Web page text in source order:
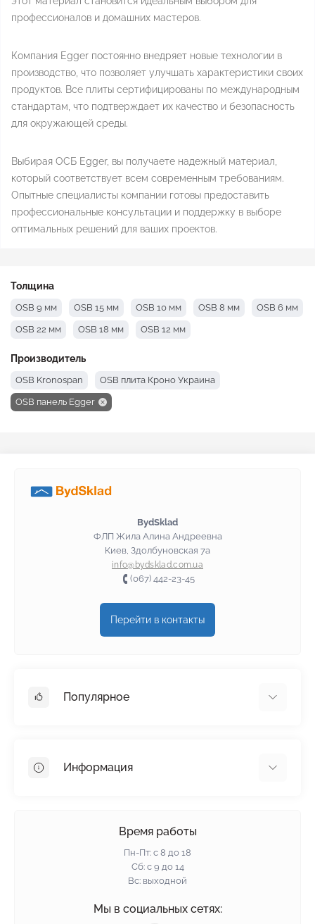
профессионалов и домашних мастеров.
Компания Egger постоянно внедряет новые технологии в
производство, что позволяет улучшать характеристики своих
продуктов. Все плиты сертифицированы по международным
стандартам, что подтверждает их качество и безопасность
для окружающей среды.
Выбирая ОСБ Egger, вы получаете надежный материал,
который соответствует всем современным требованиям.
Опытные специалисты компании готовы предоставить
профессиональные консультации и поддержку в выборе
оптимальных решений для ваших проектов.
Толщина
OSB 9 мм OSB 15 мм OSB 10 мм OSB 8 мм OSB 6 мм
OSB 22 мм OSB 18 мм OSB 12 мм
Производитель
OSB Kronospan OSB плита Кроно Украина
OSB панель Egger
BydSklad
ФЛП Жила Алина Андреевна
Киев, Здолбуновская 7а
info@bydsklad.com.ua
(067) 442-23-45
Перейти в контакты
Популярное
Пенопласт
Информация
Политика конфиденциальности
Время работы
Пн-Пт: с 8 до 18
Сб: с 9 до 14
Вс: выходной
Мы в социальных сетях: